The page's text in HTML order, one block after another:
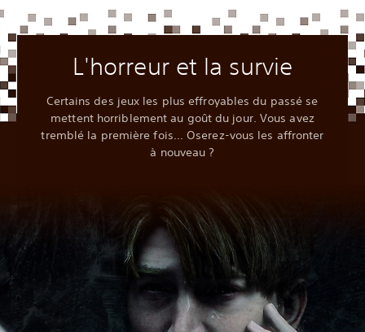
L'horreur et la survie
Certains des jeux les plus effroyables du passé se
mettent horriblement au goût du jour. Vous avez
tremblé la première fois… Oserez-vous les affronter
à nouveau ?